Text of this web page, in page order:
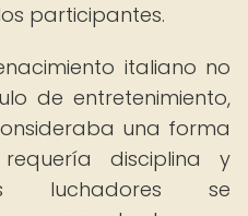
participantes.
italiano no
de entretenimiento,
una forma
disciplina y
luchadores se